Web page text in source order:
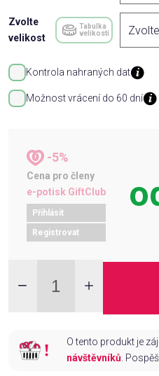
Zvolte
velikost
Tabulka
velikostí
Kontrola nahraných dat
Možnost vrácení do 60 dní
-5%
Cena pro členy
e-potisk GiftClub
Přihlásit
Registrovat
O tento produkt je
návštěvníků.